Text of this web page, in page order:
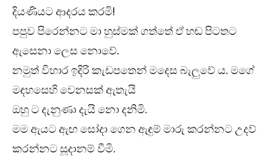
දියණියට ආදරය කරමි!
පපුව පිරෙන්නට මා හුස්මක් ගත්තේ ඒ හඬ පිටතට
ඇසෙනා ලෙස නොවේ.
නමුත් විහාර ඉදිරි කැඩපතෙන් මදෙස බැලුවේ ය. මගේ
මඳහසෙහි වෙනසක් ඇතැයි
ඔහු ට දැනුණා දැයි නො දනිමි.
මම ඇයට ඇඟ සෝදා ගෙන ඇඳුම් මාරු කරන්නට උදව්
කරන්නට සූදානම් වීමි.